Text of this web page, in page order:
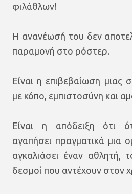
φιλάθλων!
Η ανανέωσή του δεν
παραμονή στο ρόστερ.
Είναι η επιβεβαίωση μιας
με κόπο, εμπιστοσύνη και
Είναι η απόδειξη ότι
αγαπήσει πραγματικά μια
αγκαλιάσει έναν αθλητή,
δεσμοί που αντέχουν στον